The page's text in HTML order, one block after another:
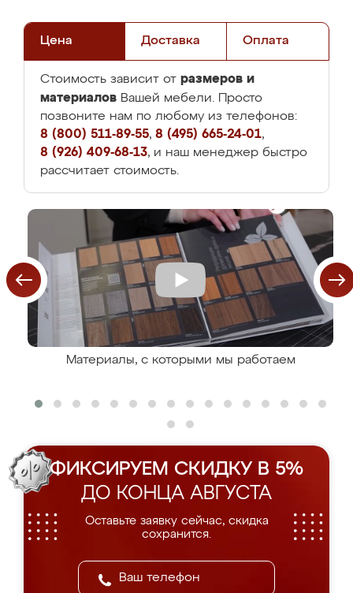
Цена Доставка Оплата
Стоимость зависит от размеров и
материалов Вашей мебели. Просто
позвоните нам по любому из телефонов:
8 (800) 511-89-55, 8 (495) 665-24-01,
8 (926) 409-68-13, и наш менеджер быстро
рассчитает стоимость.
Материалы, с которыми мы работаем
ФИКСИРУЕМ СКИДКУ В 5%
ДО КОНЦА АВГУСТА
Оставьте заявку сейчас, скидка
сохранится.